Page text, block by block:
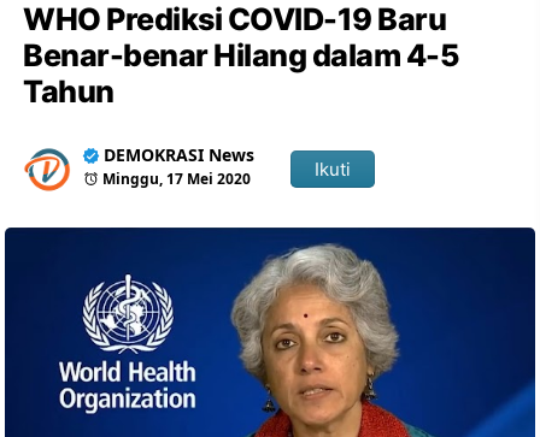
WHO Prediksi COVID-19 Baru
Benar-benar Hilang dalam 4-5
Tahun
DEMOKRASI News
Minggu, 17 Mei 2020 Ikuti